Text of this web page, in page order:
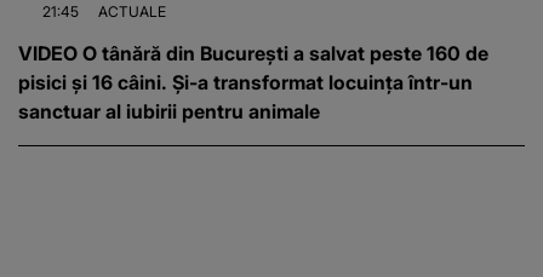
21:45 ACTUALE
VIDEO O tânără din București a salvat peste 160 de
pisici și 16 câini. Și-a transformat locuința într-un
sanctuar al iubirii pentru animale